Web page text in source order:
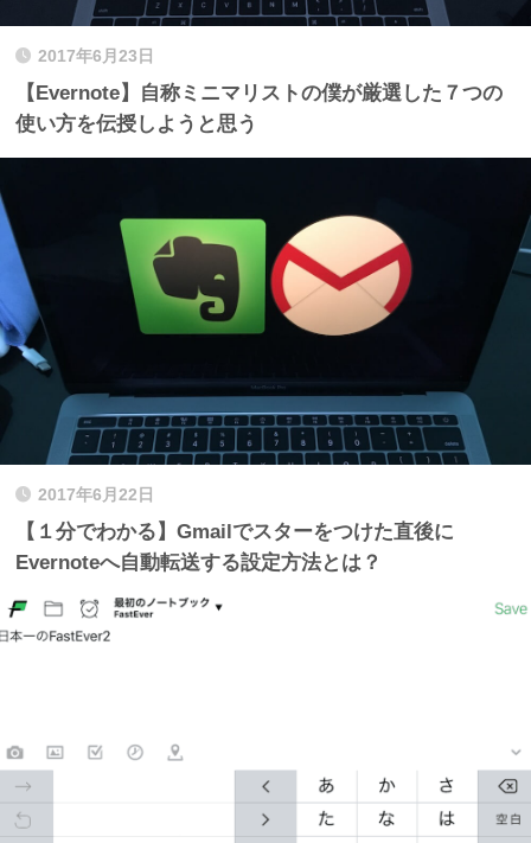
2017年6月23日
【Evernote】自称ミニマリストの僕が厳選した７つの
使い方を伝授しようと思う
2017年6月22日
【１分でわかる】Gmailでスターをつけた直後に
Evernoteへ自動転送する設定方法とは？